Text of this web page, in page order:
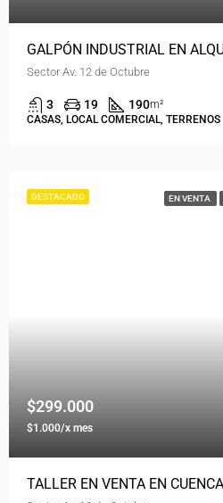
Sector Av. 12 de Octubre
3 19 190m²
CASAS, LOCAL COMERCIAL, TERRENOS
DESTACADO EN VENTA
$299.000
$1.000/x mes